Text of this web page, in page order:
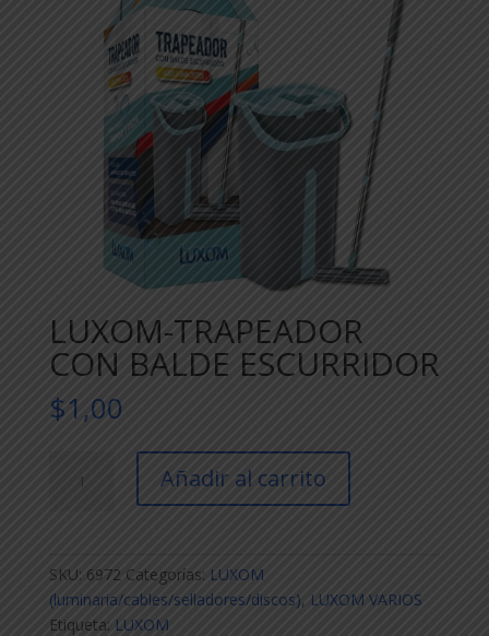
LUXOM-TRAPEADOR
CON BALDE ESCURRIDOR
$1,00
TRAPEADOR
Añadir al carrito
SKU: 6972 Categorías: LUXOM
(luminaria/cables/selladores/discos), LUXOM VARIOS
Etiqueta: LUXOM